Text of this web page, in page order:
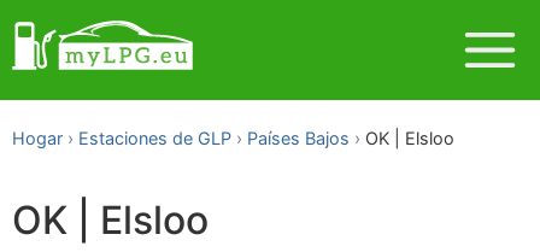
Hogar Estaciones de GLP Países Bajos OK | Elsloo
OK | Elsloo